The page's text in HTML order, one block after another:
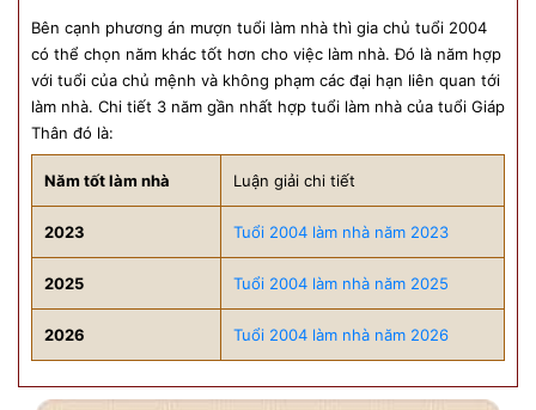
Bên cạnh phương án mượn tuổi làm nhà thì gia chủ tuổi 2004
có thể chọn năm khác tốt hơn cho việc làm nhà. Đó là năm hợp
với tuổi của chủ mệnh và không phạm các đại hạn liên quan tới
làm nhà. Chi tiết 3 năm gần nhất hợp tuổi làm nhà của tuổi Giáp
Thân đó là:
Năm tốt làm nhà Luận giải chi tiết
2023 Tuổi 2004 làm nhà năm 2023
2025 Tuổi 2004 làm nhà năm 2025
2026 Tuổi 2004 làm nhà năm 2026